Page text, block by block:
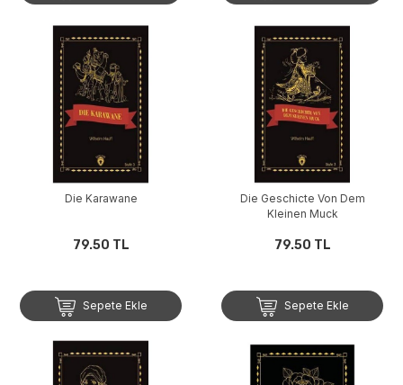
Die Karawane
79.50 TL
Sepete Ekle
Die Geschicte Von Dem
Kleinen Muck
79.50 TL
Sepete Ekle